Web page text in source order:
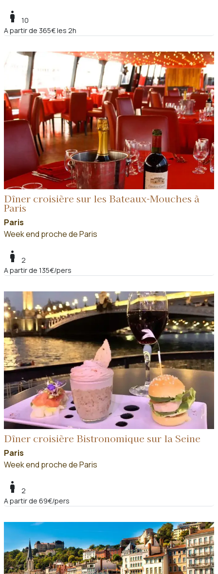
boy
10
A partir de 365€ les 2h
Dîner croisière sur les Bateaux-Mouches à
Paris
Paris
Week end proche de Paris
boy
2
A partir de 135€/pers
Dîner croisière Bistronomique sur la Seine
Paris
Week end proche de Paris
boy
2
A partir de 69€/pers